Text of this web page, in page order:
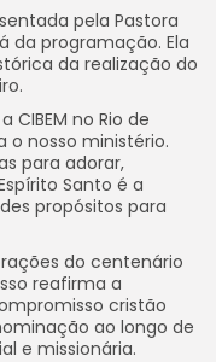
pela Pastora
da programação. Ela
da realização do
CIBEM no Rio de
o nosso ministério.
para adorar,
Santo é a
propósitos para
do centenário
reafirma a
cristão
ao longo de
e missionária.